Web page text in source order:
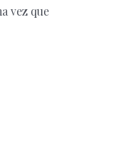
vez que